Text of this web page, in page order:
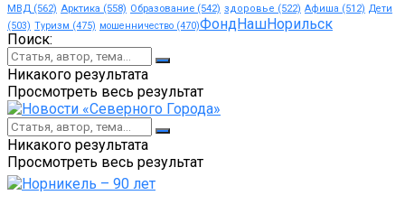
МВД (562) Арктика (558) Образование (542) здоровье (522) Афиша (512) Дети
(503) Туризм (475) мошенничество (470)ФондНашНорильск
Поиск:
Никакого результата
Просмотреть весь результат
Никакого результата
Просмотреть весь результат